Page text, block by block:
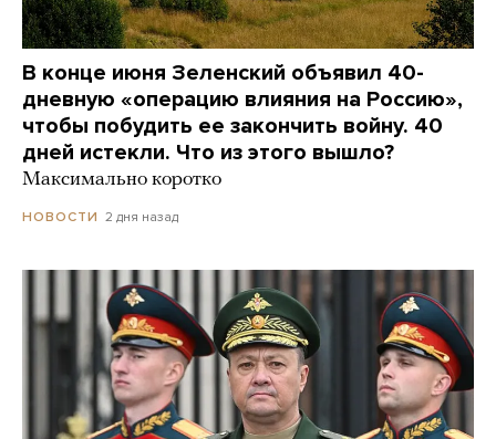
В конце июня Зеленский объявил 40-
дневную «операцию влияния на Россию»,
чтобы побудить ее закончить войну. 40
дней истекли. Что из этого вышло?
Максимально коротко
НОВОСТИ 2 дня назад